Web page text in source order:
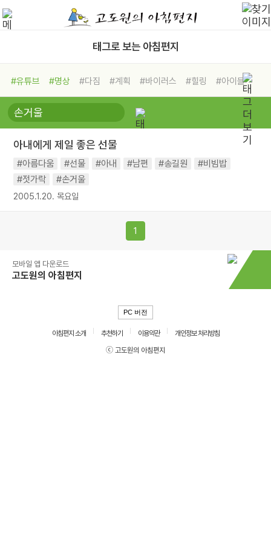
태그로 보는 아침편지
#유튜브 #명상 #다짐 #계획 #바이러스 #힐링
#아이들
#비전캠프
#독서캠프 #삶
#희망
#나눔 #친구 #링컨학교
#독서
#건강 #면역력
아내에게 제일 좋은 선물
#아름다움 #선물 #아내 #남편 #송길원
#비빔밥
#젓가락
#손거울
2005.1.20. 목요일
1
모바일 앱 다운로드
고도원의 아침편지
PC 버전
아침편지 소개 추천하기 이용약관
개인정보 처리방침
ⓒ 고도원의 아침편지